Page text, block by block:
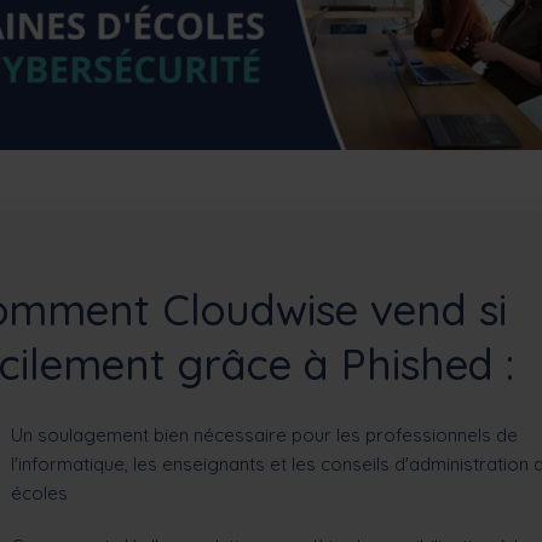
Cloudwise vend si
grâce à Phished :
Un soulagement bien nécessaire pour les professionnels de
l'informatique, les enseignants et les conseils d'administration
écoles